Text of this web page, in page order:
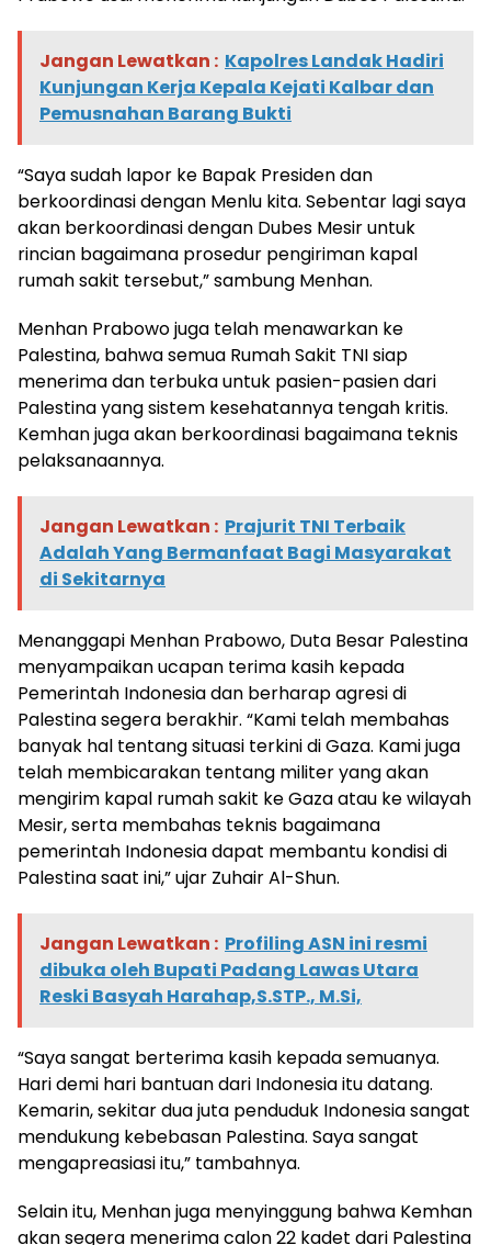
Jangan Lewatkan : Kapolres Landak Hadiri
Kunjungan Kerja Kepala Kejati Kalbar dan
Pemusnahan Barang Bukti
“Saya sudah lapor ke Bapak Presiden dan
berkoordinasi dengan Menlu kita. Sebentar lagi saya
akan berkoordinasi dengan Dubes Mesir untuk
rincian bagaimana prosedur pengiriman kapal
rumah sakit tersebut,” sambung Menhan.
Menhan Prabowo juga telah menawarkan ke
Palestina, bahwa semua Rumah Sakit TNI siap
menerima dan terbuka untuk pasien-pasien dari
Palestina yang sistem kesehatannya tengah kritis.
Kemhan juga akan berkoordinasi bagaimana teknis
pelaksanaannya.
Jangan Lewatkan : Prajurit TNI Terbaik
Adalah Yang Bermanfaat Bagi Masyarakat
di Sekitarnya
Menanggapi Menhan Prabowo, Duta Besar Palestina
menyampaikan ucapan terima kasih kepada
Pemerintah Indonesia dan berharap agresi di
Palestina segera berakhir. “Kami telah membahas
banyak hal tentang situasi terkini di Gaza. Kami juga
telah membicarakan tentang militer yang akan
mengirim kapal rumah sakit ke Gaza atau ke wilayah
Mesir, serta membahas teknis bagaimana
pemerintah Indonesia dapat membantu kondisi di
Palestina saat ini,” ujar Zuhair Al-Shun.
Jangan Lewatkan : Profiling ASN ini resmi
dibuka oleh Bupati Padang Lawas Utara
Reski Basyah Harahap,S.STP., M.Si,
“Saya sangat berterima kasih kepada semuanya.
Hari demi hari bantuan dari Indonesia itu datang.
Kemarin, sekitar dua juta penduduk Indonesia sangat
mendukung kebebasan Palestina. Saya sangat
mengapreasiasi itu,” tambahnya.
Selain itu, Menhan juga menyinggung bahwa Kemhan
akan segera menerima calon 22 kadet dari Palestina